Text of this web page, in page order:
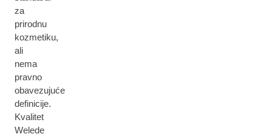
za
prirodnu
kozmetiku,
ali
nema
pravno
obavezujuće
definicije.
Kvalitet
Welede